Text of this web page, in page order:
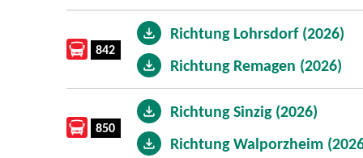
842
Richtung Lohrsdorf (2026)
Richtung Remagen (2026)
850
Richtung Sinzig (2026)
Richtung Walporzheim